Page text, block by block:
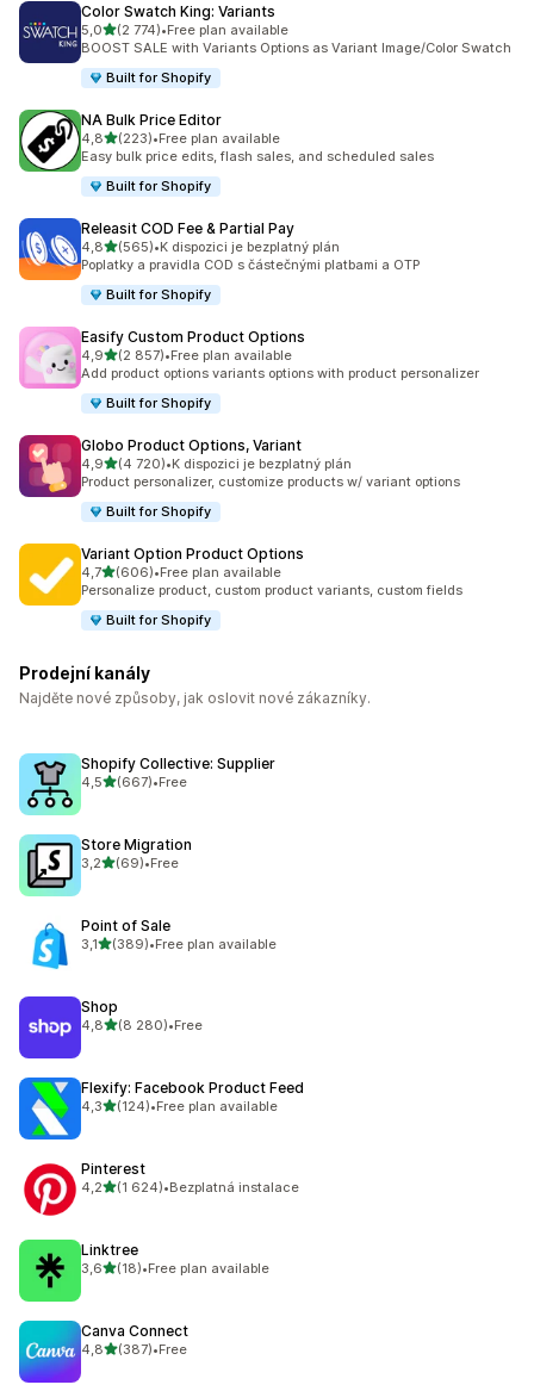
Color Swatch King: Variants
5,0z 5 hvězd
(2 774)
Celkový počet recenzí: 2774
•Free plan available
BOOST SALE with Variants Options as Variant Image/Color Swatch
Built for Shopify
NA Bulk Price Editor
4,8z 5 hvězd
(223)
Celkový počet recenzí: 223
•Free plan available
Easy bulk price edits, flash sales, and scheduled sales
Built for Shopify
Releasit COD Fee & Partial Pay
4,8z 5 hvězd
(565)
Celkový počet recenzí: 565
•K dispozici je bezplatný plán
Poplatky a pravidla COD s částečnými platbami a OTP
Built for Shopify
Easify Custom Product Options
4,9z 5 hvězd
(2 857)
Celkový počet recenzí: 2857
•Free plan available
Add product options variants options with product personalizer
Built for Shopify
Globo Product Options, Variant
4,9z 5 hvězd
(4 720)
Celkový počet recenzí: 4720
•K dispozici je bezplatný plán
Product personalizer, customize products w/ variant options
Built for Shopify
Variant Option Product Options
4,7z 5 hvězd
(606)
Celkový počet recenzí: 606
•Free plan available
Personalize product, custom product variants, custom fields
Built for Shopify
Prodejní kanály
Najděte nové způsoby, jak oslovit nové zákazníky.
Shopify Collective: Supplier
4,5z 5 hvězd
(667)
Celkový počet recenzí: 667
•Free
Store Migration
3,2z 5 hvězd
(69)
Celkový počet recenzí: 69
•Free
Point of Sale
3,1z 5 hvězd
(389)
Celkový počet recenzí: 389
•Free plan available
Shop
4,8z 5 hvězd
(8 280)
Celkový počet recenzí: 8280
•Free
Flexify: Facebook Product Feed
4,3z 5 hvězd
(124)
Celkový počet recenzí: 124
•Free plan available
Pinterest
4,2z 5 hvězd
(1 624)
Celkový počet recenzí: 1624
•Bezplatná instalace
Linktree
3,6z 5 hvězd
(18)
Celkový počet recenzí: 18
•Free plan available
Canva Connect
4,8z 5 hvězd
(387)
Celkový počet recenzí: 387
•Free